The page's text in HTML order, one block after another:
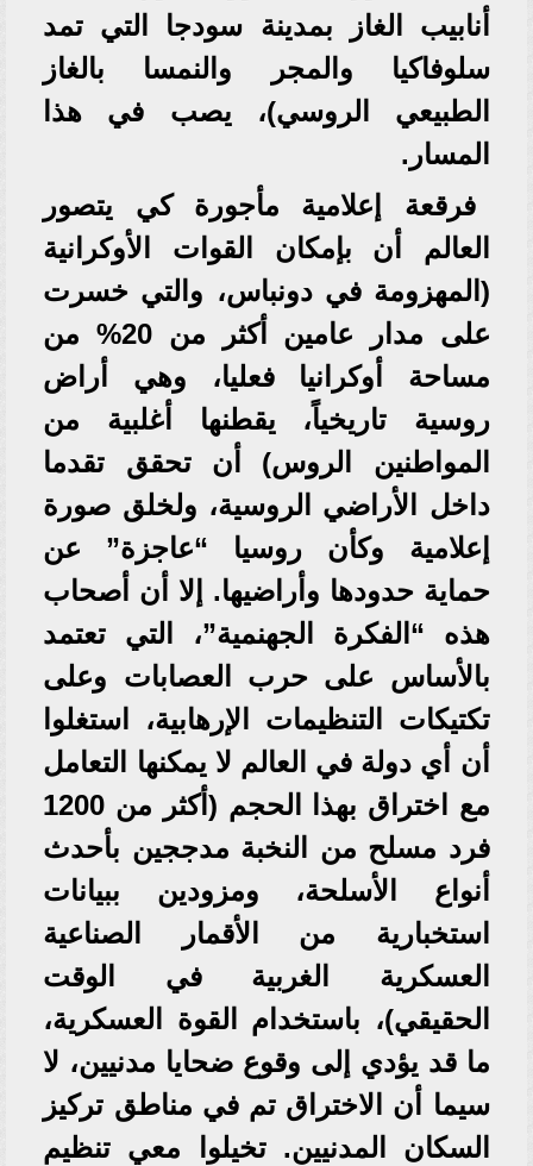
أنابيب الغاز بمدينة سودجا التي تمد
سلوفاكيا والمجر والنمسا بالغاز
الطبيعي الروسي)، يصب في هذا
المسار.
فرقعة إعلامية مأجورة كي يتصور
العالم أن بإمكان القوات الأوكرانية
(المهزومة في دونباس، والتي خسرت
على مدار عامين أكثر من 20% من
مساحة أوكرانيا فعليا، وهي أراض
روسية تاريخياً، يقطنها أغلبية من
المواطنين الروس) أن تحقق تقدما
داخل الأراضي الروسية، ولخلق صورة
إعلامية وكأن روسيا “عاجزة” عن
حماية حدودها وأراضيها. إلا أن أصحاب
هذه “الفكرة الجهنمية”، التي تعتمد
بالأساس على حرب العصابات وعلى
تكتيكات التنظيمات الإرهابية، استغلوا
أن أي دولة في العالم لا يمكنها التعامل
مع اختراق بهذا الحجم (أكثر من 1200
فرد مسلح من النخبة مدججين بأحدث
أنواع الأسلحة، ومزودين ببيانات
استخبارية من الأقمار الصناعية
العسكرية الغربية في الوقت
الحقيقي)، باستخدام القوة العسكرية،
ما قد يؤدي إلى وقوع ضحايا مدنيين، لا
سيما أن الاختراق تم في مناطق تركيز
السكان المدنيين. تخيلوا معي تنظيم